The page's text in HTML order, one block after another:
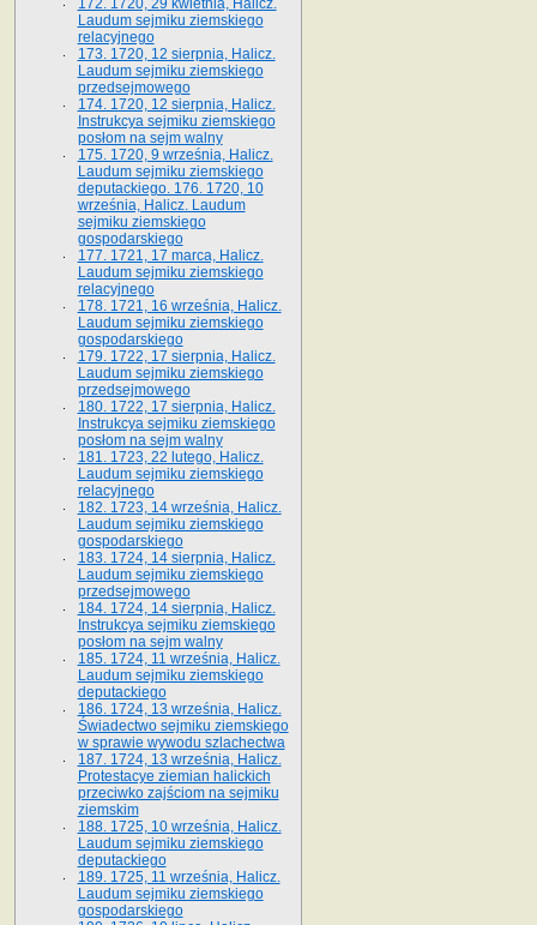
172. 1720, 29 kwietnia, Halicz.
Laudum sejmiku ziemskiego
relacyjnego
173. 1720, 12 sierpnia, Halicz.
Laudum sejmiku ziemskiego
przedsejmowego
174. 1720, 12 sierpnia, Halicz.
Instrukcya sejmiku ziemskiego
posłom na sejm walny
175. 1720, 9 września, Halicz.
Laudum sejmiku ziemskiego
deputackiego. 176. 1720, 10
września, Halicz. Laudum
sejmiku ziemskiego
gospodarskiego
177. 1721, 17 marca, Halicz.
Laudum sejmiku ziemskiego
relacyjnego
178. 1721, 16 września, Halicz.
Laudum sejmiku ziemskiego
gospodarskiego
179. 1722, 17 sierpnia, Halicz.
Laudum sejmiku ziemskiego
przedsejmowego
180. 1722, 17 sierpnia, Halicz.
Instrukcya sejmiku ziemskiego
posłom na sejm walny
181. 1723, 22 lutego, Halicz.
Laudum sejmiku ziemskiego
relacyjnego
182. 1723, 14 września, Halicz.
Laudum sejmiku ziemskiego
gospodarskiego
183. 1724, 14 sierpnia, Halicz.
Laudum sejmiku ziemskiego
przedsejmowego
184. 1724, 14 sierpnia, Halicz.
Instrukcya sejmiku ziemskiego
posłom na sejm walny
185. 1724, 11 września, Halicz.
Laudum sejmiku ziemskiego
deputackiego
186. 1724, 13 września, Halicz.
Świadectwo sejmiku ziemskiego
w sprawie wywodu szlachectwa
187. 1724, 13 września, Halicz.
Protestacye ziemian halickich
przeciwko zajściom na sejmiku
ziemskim
188. 1725, 10 września, Halicz.
Laudum sejmiku ziemskiego
deputackiego
189. 1725, 11 września, Halicz.
Laudum sejmiku ziemskiego
gospodarskiego